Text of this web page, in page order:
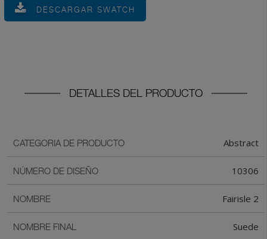
DESCARGAR SWATCH
DETALLES DEL PRODUCTO
CATEGORIA DE PRODUCTO Abstract
NÚMERO DE DISEÑO 10306
NOMBRE Fairisle 2
NOMBRE FINAL Suede